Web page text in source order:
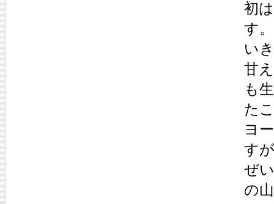
初
す
い
甘
も
た
ヨ
す
ぜ
の